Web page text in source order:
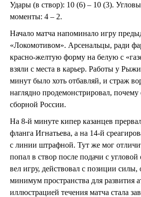
Удары (в створ): 10 (6) – 10 (3).
моменты: 4 – 2.
Начало матча напоминало игру
«Локомотивом». Арсенальцы, ради
красно-желтую форму на белую с
взяли с места в карьер. Работы у
минут было хоть отбавляй, и страж
наглядно продемонстрировал, почему
сборной России.
На 8-й минуте кипер казанцев
фланга Игнатьева, а на 14-й
с линии штрафной. Тут же мог
попал в створ после подачи с
вел игру, действовал с позиции силы,
минимум пространства для развития
иллюстрацией течения матча стала